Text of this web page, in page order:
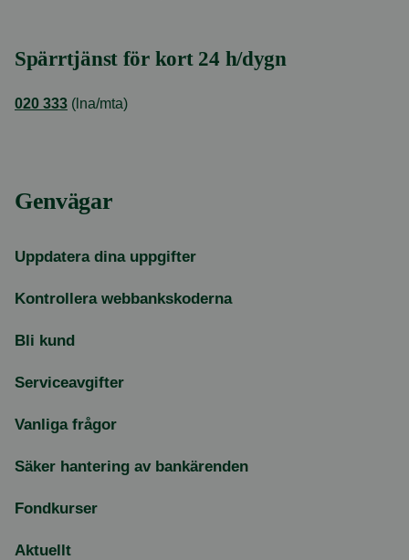
Spärrtjänst för kort 24 h/dygn
020 333 (lna/mta)
Genvägar
Uppdatera dina uppgifter
Kontrollera webbankskoderna
Bli kund
Serviceavgifter
Vanliga frågor
Säker hantering av bankärenden
Fondkurser
Aktuellt